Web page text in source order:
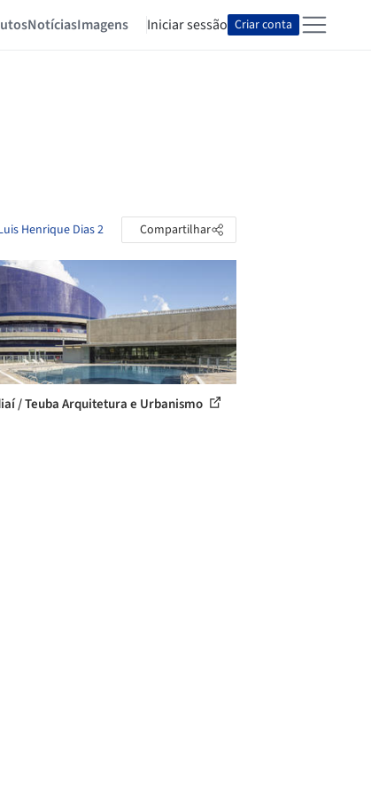
NotíciasImagens Iniciar sessão Criar conta
Henrique Dias 2 Compartilhar
/ Teuba Arquitetura e Urbanismo